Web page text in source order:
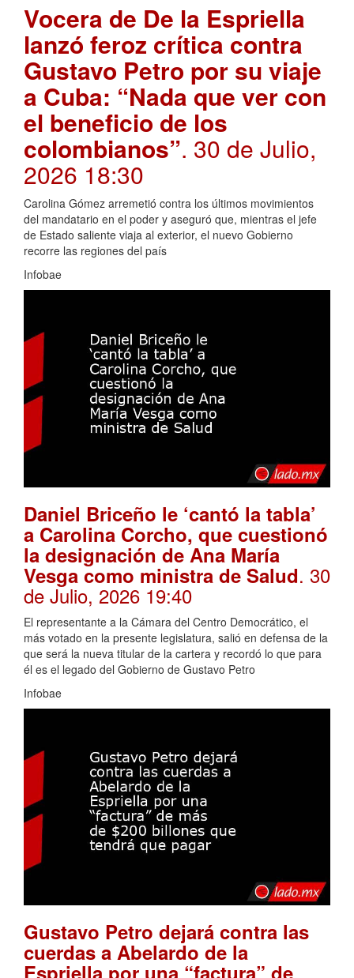
Vocera de De la Espriella
lanzó feroz crítica contra
Gustavo Petro por su viaje
a Cuba: “Nada que ver con
el beneficio de los
colombianos”. 30 de Julio,
2026 18:30
Carolina Gómez arremetió contra los últimos movimientos
del mandatario en el poder y aseguró que, mientras el jefe
de Estado saliente viaja al exterior, el nuevo Gobierno
recorre las regiones del país
Infobae
Daniel Briceño le ‘cantó la tabla’
a Carolina Corcho, que cuestionó
la designación de Ana María
Vesga como ministra de Salud. 30
de Julio, 2026 19:40
El representante a la Cámara del Centro Democrático, el
más votado en la presente legislatura, salió en defensa de la
que será la nueva titular de la cartera y recordó lo que para
él es el legado del Gobierno de Gustavo Petro
Infobae
Gustavo Petro dejará contra las
cuerdas a Abelardo de la
Espriella por una “factura” de